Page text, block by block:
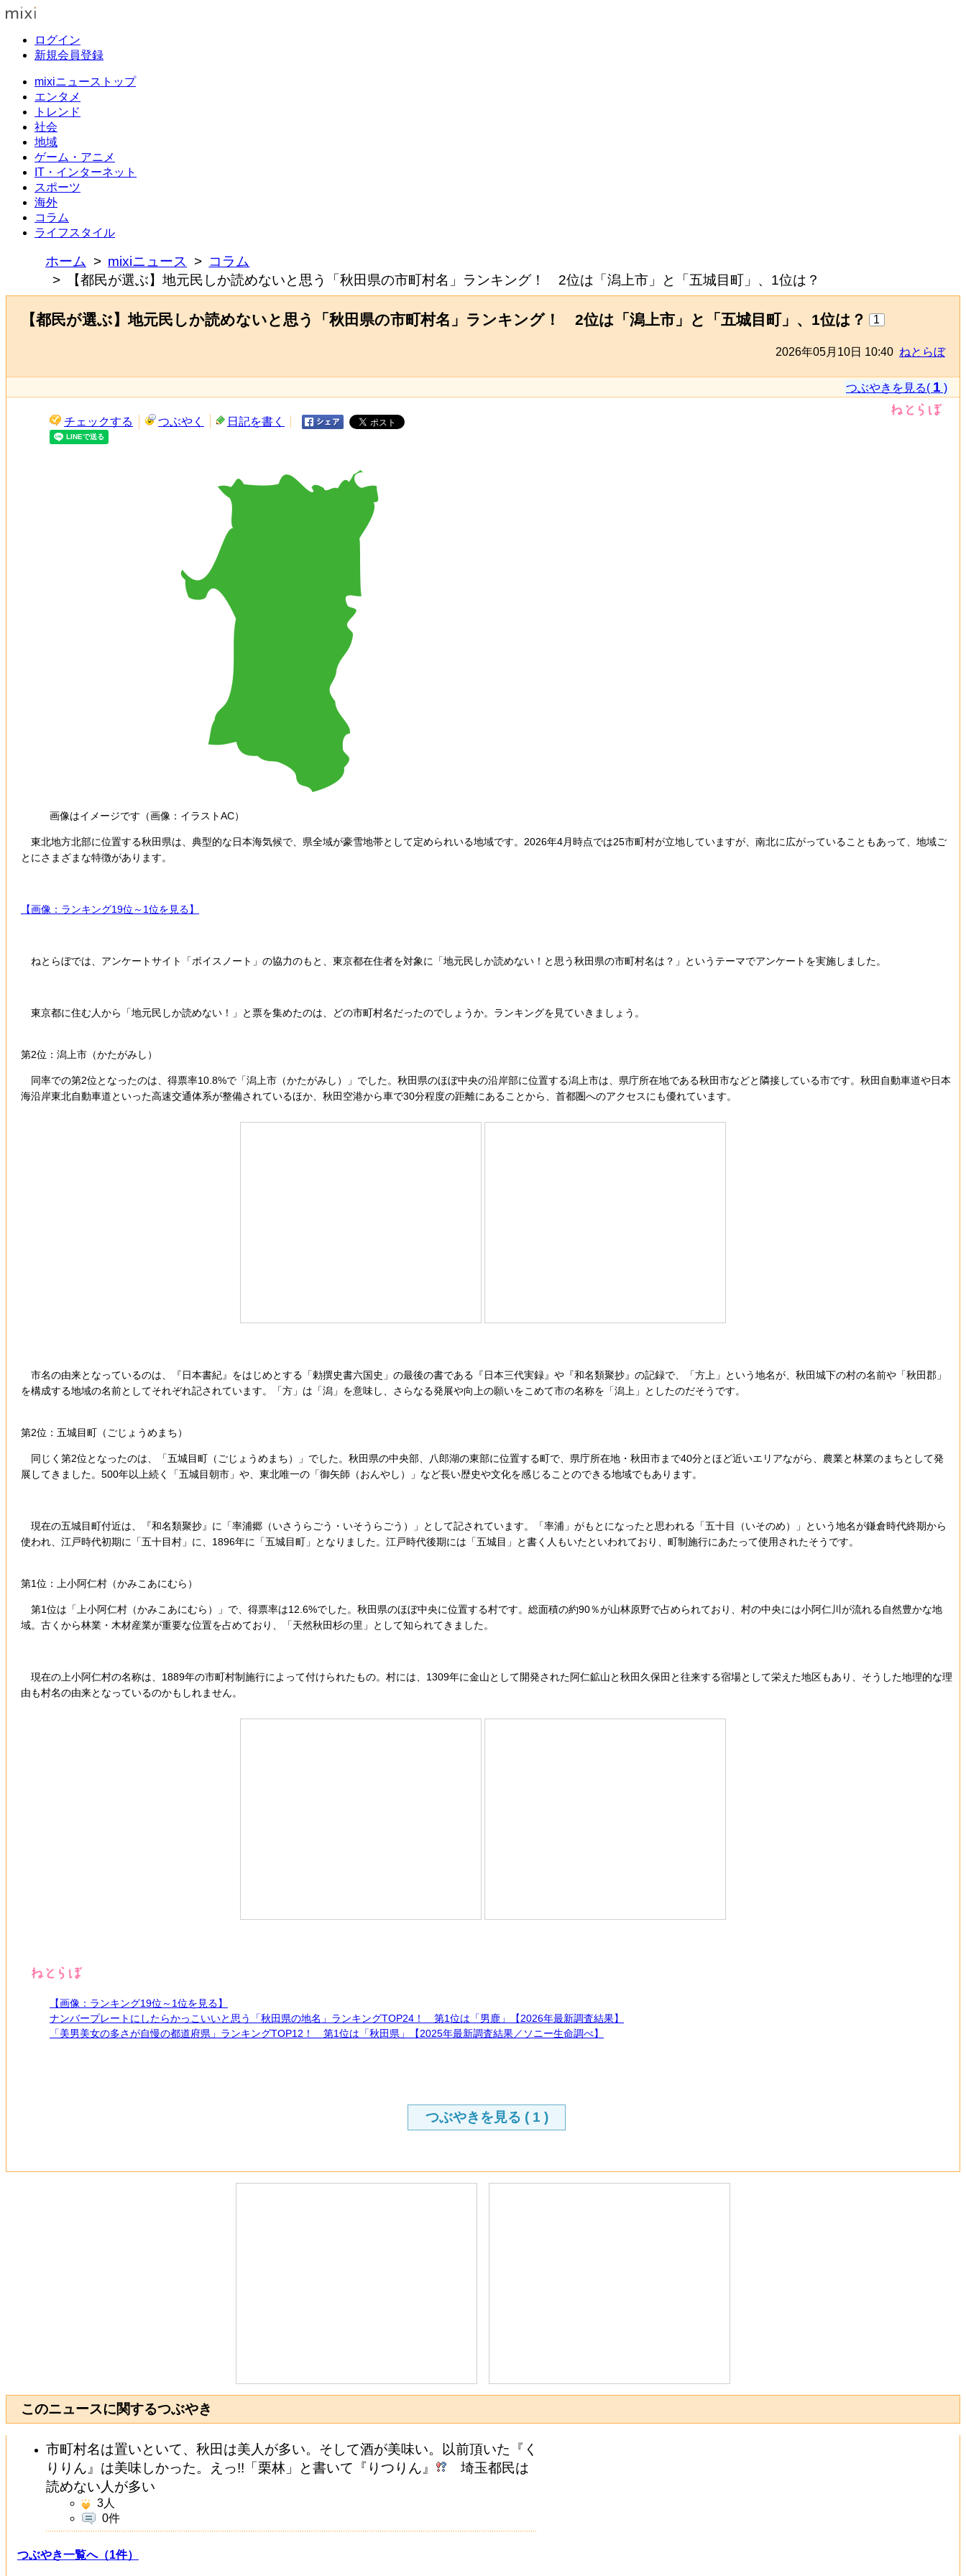
ログイン
新規会員登録
mixiニューストップ
エンタメ
トレンド
社会
地域
ゲーム・アニメ
IT・インターネット
スポーツ
海外
コラム
ライフスタイル
ホーム mixiニュース
コラム
【都民が選ぶ】地元民しか読めないと思う「秋田県の市町村名」ランキング！ 2位は「潟上市」と「五城目町」、1位は？
【都民が選ぶ】地元民しか読めないと思う「秋田県の市町村名」ランキング！ 2位は「潟上市」と「五城目町」、1位は？ 1
2026年05月10日 10:40 ねとらぼ
つぶやきを見る( 1 )
チェックする つぶやく 日記を書く
画像はイメージです（画像：イラストAC）
東北地方北部に位置する秋田県は、典型的な日本海気候で、県全域が豪雪地帯として定められいる地域です。2026年4月時点では25市町村が立地していますが、南北に広がっていることもあって、地域ご
とにさまざまな特徴があります。
【画像：ランキング19位～1位を見る】
ねとらぼでは、アンケートサイト「ボイスノート」の協力のもと、東京都在住者を対象に「地元民しか読めない！と思う秋田県の市町村名は？」というテーマでアンケートを実施しました。
東京都に住む人から「地元民しか読めない！」と票を集めたのは、どの市町村名だったのでしょうか。ランキングを見ていきましょう。
第2位：潟上市（かたがみし）
同率での第2位となったのは、得票率10.8%で「潟上市（かたがみし）」でした。秋田県のほぼ中央の沿岸部に位置する潟上市は、県庁所在地である秋田市などと隣接している市です。秋田自動車道や日本
海沿岸東北自動車道といった高速交通体系が整備されているほか、秋田空港から車で30分程度の距離にあることから、首都圏へのアクセスにも優れています。
市名の由来となっているのは、『日本書紀』をはじめとする「勅撰史書六国史」の最後の書である『日本三代実録』や『和名類聚抄』の記録で、「方上」という地名が、秋田城下の村の名前や「秋田郡」
を構成する地域の名前としてそれぞれ記されています。「方」は「潟」を意味し、さらなる発展や向上の願いをこめて市の名称を「潟上」としたのだそうです。
第2位：五城目町（ごじょうめまち）
同じく第2位となったのは、「五城目町（ごじょうめまち）」でした。秋田県の中央部、八郎湖の東部に位置する町で、県庁所在地・秋田市まで40分とほど近いエリアながら、農業と林業のまちとして発
展してきました。500年以上続く「五城目朝市」や、東北唯一の「御矢師（おんやし）」など長い歴史や文化を感じることのできる地域でもあります。
現在の五城目町付近は、『和名類聚抄』に「率浦郷（いさうらごう・いそうらごう）」として記されています。「率浦」がもとになったと思われる「五十目（いそのめ）」という地名が鎌倉時代終期から
使われ、江戸時代初期に「五十目村」に、1896年に「五城目町」となりました。江戸時代後期には「五城目」と書く人もいたといわれており、町制施行にあたって使用されたそうです。
第1位：上小阿仁村（かみこあにむら）
第1位は「上小阿仁村（かみこあにむら）」で、得票率は12.6%でした。秋田県のほぼ中央に位置する村です。総面積の約90％が山林原野で占められており、村の中央には小阿仁川が流れる自然豊かな地
域。古くから林業・木材産業が重要な位置を占めており、「天然秋田杉の里」として知られてきました。
現在の上小阿仁村の名称は、1889年の市町村制施行によって付けられたもの。村には、1309年に金山として開発された阿仁鉱山と秋田久保田と往来する宿場として栄えた地区もあり、そうした地理的な理
由も村名の由来となっているのかもしれません。
【画像：ランキング19位～1位を見る】
ナンバープレートにしたらかっこいいと思う「秋田県の地名」ランキングTOP24！ 第1位は「男鹿」【2026年最新調査結果】
「美男美女の多さが自慢の都道府県」ランキングTOP12！ 第1位は「秋田県」【2025年最新調査結果／ソニー生命調べ】
つぶやきを見る ( 1 )
このニュースに関するつぶやき
市町村名は置いといて、秋田は美人が多い。そして酒が美味い。以前頂いた『く
りりん』は美味しかった。えっ!!「栗林」と書いて『りつりん』
埼玉都民は
読めない人が多い
3人
0件
つぶやき一覧へ（1件）